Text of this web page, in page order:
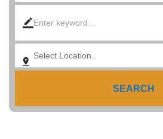
SEARCH